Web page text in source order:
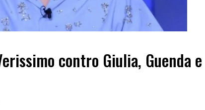
contro Giulia, Guenda e